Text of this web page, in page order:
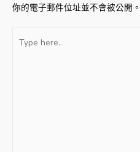
你的電子郵件位址並不會被公開。
here..